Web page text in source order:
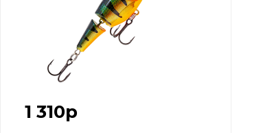
1 310р